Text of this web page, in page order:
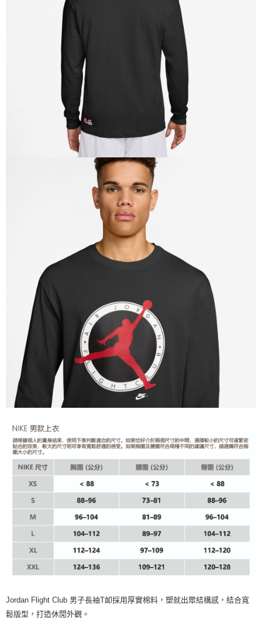
恩沛科技股份有限公司將有權停止該用戶之使用額度並採取法律行動。
Jordan Flight Club 男子長袖T卹採用厚實棉料，塑就出眾結構感，結合寬
鬆版型，打造休閒外觀。